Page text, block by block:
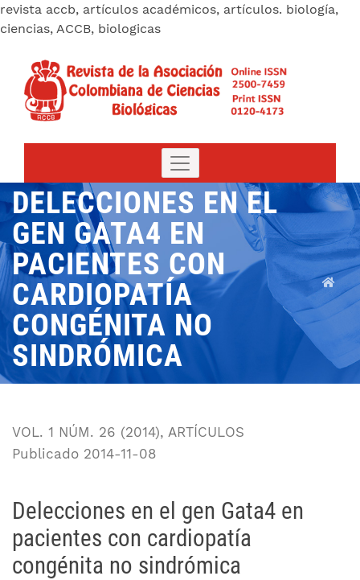
revista accb, artículos académicos, artículos. biología,
ciencias, ACCB, biologicas
DELECCIONES EN EL
GEN GATA4 EN
PACIENTES CON
CARDIOPATÍA
CONGÉNITA NO
SINDRÓMICA
VOL. 1 NÚM. 26 (2014), ARTÍCULOS
Delecciones en el gen Gata4 en
pacientes con cardiopatía
congénita no sindrómica
Publicado 2014-11-08